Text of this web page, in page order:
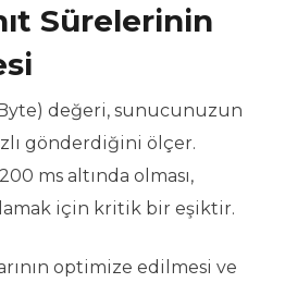
Sürelerinin
değeri, sunucunuzun
gönderdiğini ölçer.
ms altında olması,
için kritik bir eşiktir.
optimize edilmesi ve